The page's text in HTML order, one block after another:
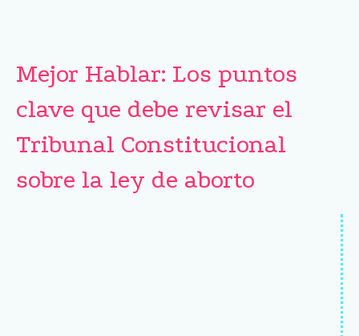
Mejor Hablar: Los puntos
clave que debe revisar el
Tribunal Constitucional
sobre la ley de aborto